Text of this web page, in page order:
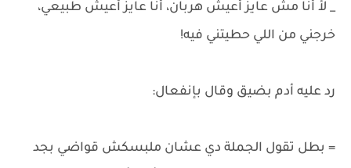
_ لأ أنا مش عايز أعيش هربان، أنا عايز أعيش طبيعي،
خرجني من اللي حطيتني فيه!
رد عليه أدم بضيق وقال بإنفعال:
= بطل تقول الجملة دي عشان ملبسكش قواضي بجد